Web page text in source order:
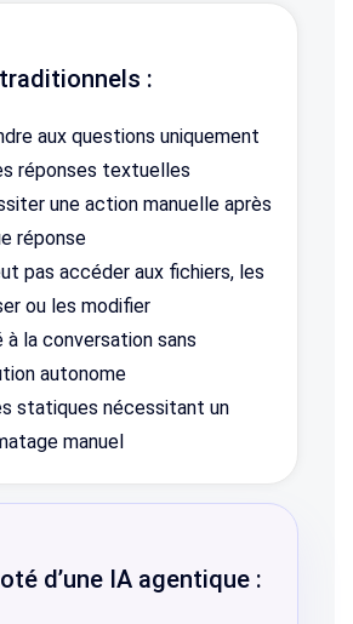
:
aux questions uniquement
réponses textuelles
une action manuelle après
réponse
pas accéder aux fichiers, les
ou les modifier
à la conversation sans
autonome
statiques nécessitant un
manuel
d’une IA agentique :